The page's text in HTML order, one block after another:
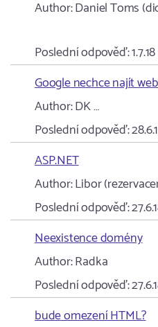
Author:Daniel Toms
Poslední odpověď:
Google nechce najít web
Author:DK …
Poslední odpověď:
ASP.NET
Author:Libor
Poslední odpověď:
Neexistence domény
Author:Radka
Poslední odpověď:
bude omezení HTML?